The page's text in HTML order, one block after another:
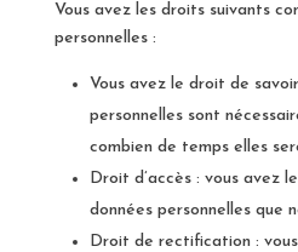
Vous avez les droits suivants
personnelles :
Vous avez le droit de
personnelles sont
combien de temps elles
Droit d’accès : vous avez
données personnelles que
Droit de rectification :